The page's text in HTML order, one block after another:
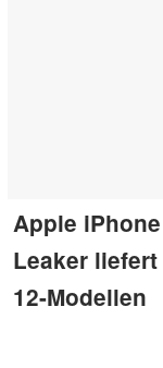
Apple
Leaker
12-Modellen